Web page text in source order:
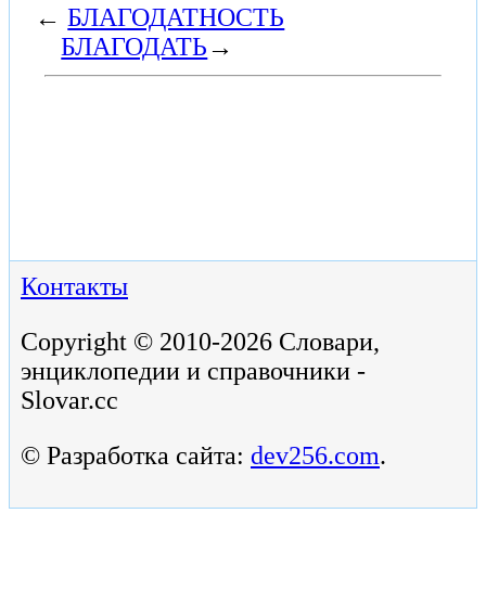
←БЛАГОДАТНОСТЬ
БЛАГОДАТЬ→
Контакты
Copyright © 2010-2026 Словари,
энциклопедии и справочники -
Slovar.cc
© Разработка сайта: dev256.com.